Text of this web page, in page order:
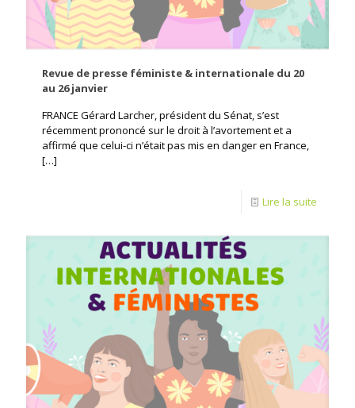
Revue de presse féministe & internationale du 20
au 26 janvier
FRANCE Gérard Larcher, président du Sénat, s’est
récemment prononcé sur le droit à l’avortement et a
affirmé que celui-ci n’était pas mis en danger en France,
[…]
Lire la suite